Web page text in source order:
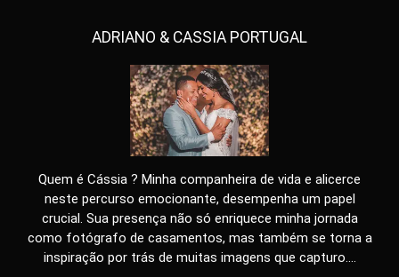
ADRIANO & CASSIA PORTUGAL
Quem é Cássia ? Minha companheira de vida e alicerce
neste percurso emocionante, desempenha um papel
crucial. Sua presença não só enriquece minha jornada
como fotógrafo de casamentos, mas também se torna a
inspiração por trás de muitas imagens que capturo....